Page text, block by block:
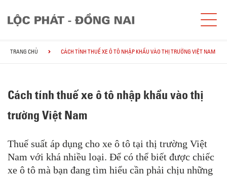
TRANG CHỦ CÁCH TÍNH THUẾ XE Ô TÔ NHẬP KHẨU VÀO THỊ TRƯỜNG VIỆT NAM
Cách tính thuế xe ô tô nhập khẩu vào thị
trường Việt Nam
Thuế suất áp dụng cho xe ô tô tại thị trường Việt
Nam với khá nhiều loại. Để có thể biết được chiếc
xe ô tô mà bạn đang tìm hiểu cần phải chịu những